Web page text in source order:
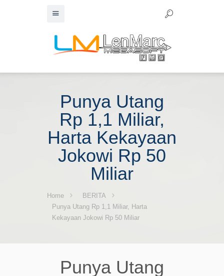
Punya Utang
Rp 1,1 Miliar,
Harta Kekayaan
Jokowi Rp 50
Miliar
Home
BERITA
Punya Utang Rp 1,1 Miliar, Harta
Kekayaan Jokowi Rp 50 Miliar
Punya Utang